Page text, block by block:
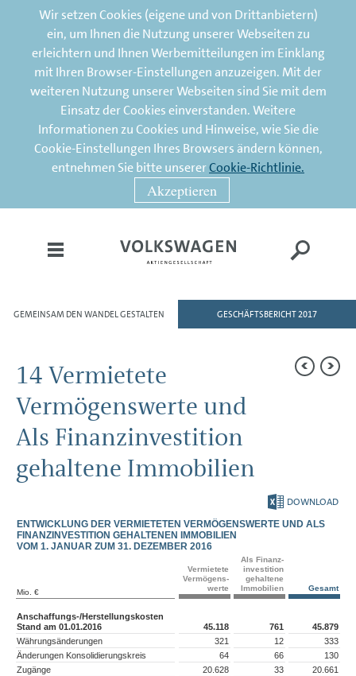
Wir setzen Cookies (eigene und von Drittanbietern)
ein, um Ihnen die Nutzung unserer Webseiten zu
erleichtern und Ihnen Werbemitteilungen im Einklang
mit Ihren Browser-Einstellungen anzuzeigen. Mit der
weiteren Nutzung unserer Webseiten sind Sie mit dem
Einsatz der Cookies einverstanden. Weitere
Informationen zu Cookies und Hinweise, wie Sie die
Cookie-Einstellungen Ihres Browsers ändern können,
entnehmen Sie bitte unsererCookie-Richtlinie.
Akzeptieren
KONZERNBEREICHE
KONZERNLAGEBERICHT
KONZERNABSCHLUSS
ANHANG
Segmentberichterstattung
Erläuterungen GuV
Sachanlagen
Immobilien
Beteiligungen
Forderungen aus
GESCHÄFTSBERICHT 2017
GEMEINSAM DEN WANDEL GESTALTEN
14 Vermietete
Vermögenswerte und
Als Finanzinvestition
gehaltene Immobilien
DOWNLOAD
ENTWICKLUNG DER VERMIETETEN VERMÖGENSWERTE UND ALS
FINANZINVESTITION GEHALTENEN IMMOBILIEN
VOM 1. JANUAR ZUM 31. DEZEMBER 2016
Mio. €
Vermietete
Vermögens­
werte
Als Finanz­
investition
gehaltene
Immobilien
Gesamt
Anschaffungs-/Herstellungskosten
Stand am 01.01.2016
45.118 761
45.879
Währungsänderungen
321 12
333
Änderungen Konsolidierungskreis
64 66
130
Zugänge
20.628 33
20.661